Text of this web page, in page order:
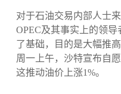
对于石油交易内部人士
OPEC及其事实上的领
了基础，目的是大幅推
周一上午，沙特宣布自
这推动油价上涨1%。